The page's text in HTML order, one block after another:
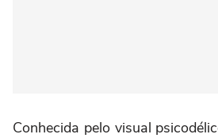
Conhecida pelo visual